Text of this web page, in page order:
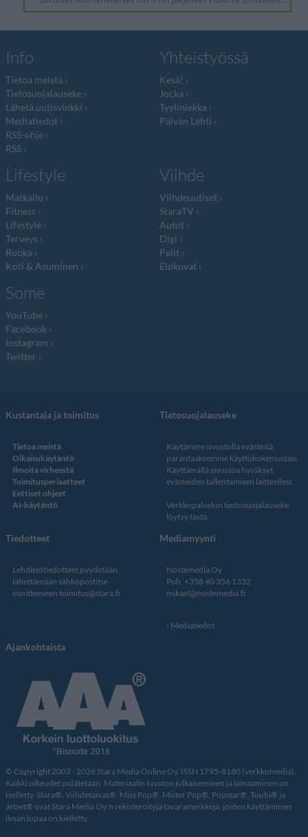
Info
Tietoa meistä
Tietosuojalauseke
Lähetä uutisvinkki
Mediatiedot
RSS-ohje
RSS
Yhteistyössä
Kesä!
Jocka
Tyyliniekka
Päivän Lehti
Lifestyle
Matkailu
Fitness
Lifestyle
Terveys
Ruoka
Koti & Asuminen
Viihde
Viihdeuutiset
StaraTV
Autot
Digi
Pelit
Elokuvat
Some
YouTube
Facebook
Instagram
Twitter
Kustantaja ja toimitus
Tietoa meistä
Oikaisukäytäntö
Ilmoita virheestä
Toimitusperiaatteet
Eettiset ohjeet
AI-käytäntö
Tietosuojalauseke
Käytämme sivustolla evästeitä
parantaaksemme käyttökokemustasi.
Käyttämällä sivustoa hyväksyt
evästeiden tallentamisen laitteellesi.
Verkkopalvelun tiedosuojalauseke
löytyy tästä
Tiedotteet
Lehdistötiedotteet pyydetään
lähettämään sähköpostitse
osoitteeseen toimitus@stara.fi
Mediamyynti
Nostemedia Oy
Puh. +358 40 356 1332
mikael@nostemedia.fi
Mediatiedot
Ajankohtaista
© Copyright 2003 - 2026 Stara Media Online Oy. ISSN 1795-8180 (verkkomedia).
Kaikki oikeudet pidätetään. Materiaalin luvaton julkaiseminen ja lainaaminen on
kielletty. Stara®, Viihdetaivas®, Miss Pop®, Mister Pop®, Popstar®, Tuubi® ja
Jetset® ovat Stara Media Oy:n rekisteröityjä tavaramerkkejä, joiden käyttäminen
ilman lupaa on kielletty.